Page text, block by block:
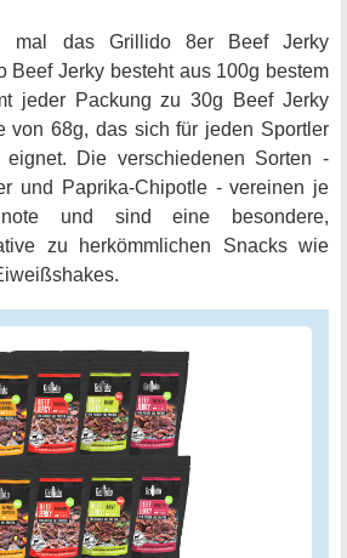
mal das Grillido 8er Beef Jerky
Beef Jerky besteht aus 100g bestem
jeder Packung zu 30g Beef Jerky
von 68g, das sich für jeden Sportler
Die verschiedenen Sorten -
und Paprika-Chipotle - vereinen je
und sind eine besondere,
zu herkömmlichen Snacks wie